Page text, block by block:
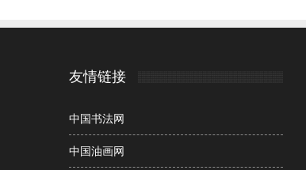
友情链接
中国书法网
中国油画网